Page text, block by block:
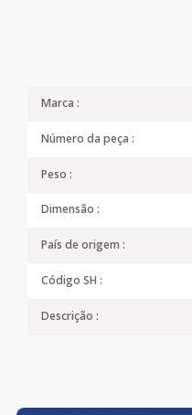
Marca :
Número da peça :
Peso :
Dimensão :
País de origem :
Código SH :
Descrição :